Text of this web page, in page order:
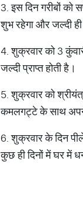
3. इस दिन गरीबों को
शुभ रहेगा और जल्दी ही
4. शुक्रवार को 3
जल्दी प्राप्त होती है।
5. शुक्रवार को
कमलगट्टे के साथ अपने
6. शुक्रवार के दिन
कुछ ही दिनों में घर में